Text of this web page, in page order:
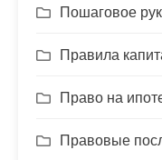
Пошаговое
Правила
Право на
Правовые